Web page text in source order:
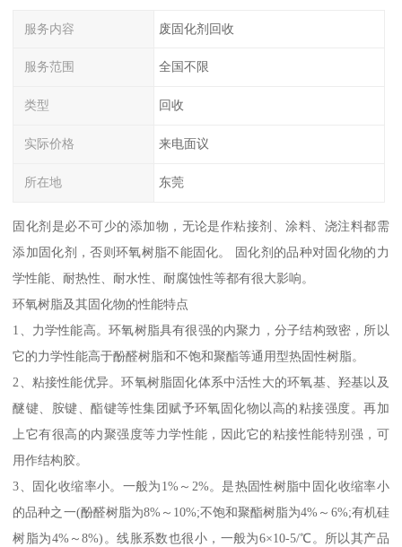
服务内容 废固化剂回收
服务范围 全国不限
类型 回收
实际价格 来电面议
所在地 东莞
固化剂是必不可少的添加物，无论是作粘接剂、涂料、浇注料都需
添加固化剂，否则环氧树脂不能固化。 固化剂的品种对固化物的力
学性能、耐热性、耐水性、耐腐蚀性等都有很大影响。
环氧树脂及其固化物的性能特点
1、力学性能高。环氧树脂具有很强的内聚力，分子结构致密，所以
它的力学性能高于酚醛树脂和不饱和聚酯等通用型热固性树脂。
2、粘接性能优异。环氧树脂固化体系中活性大的环氧基、羟基以及
醚键、胺键、酯键等性集团赋予环氧固化物以高的粘接强度。再加
上它有很高的内聚强度等力学性能，因此它的粘接性能特别强，可
用作结构胶。
3、固化收缩率小。一般为1%～2%。是热固性树脂中固化收缩率小
的品种之一(酚醛树脂为8%～10%;不饱和聚酯树脂为4%～6%;有机硅
树脂为4%～8%)。线胀系数也很小，一般为6×10-5/℃。所以其产品